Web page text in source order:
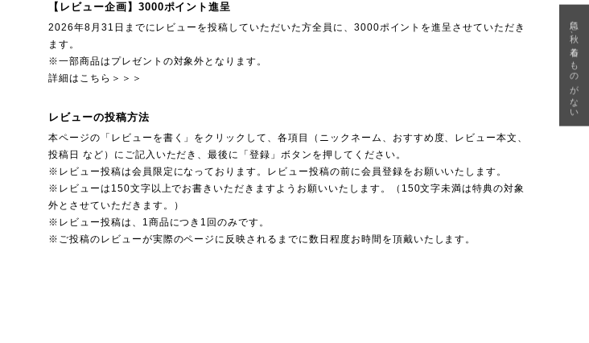
【レビュー企画】3000ポイント進呈
2026年8月31日までにレビューを投稿していただいた方全員に、3000ポイントを進呈させていただき
ます。
※一部商品はプレゼントの対象外となります。
詳細はこちら＞＞＞
レビューの投稿方法
本ページの「レビューを書く」をクリックして、各項目（ニックネーム、おすすめ度、レビュー本文、
投稿日 など）にご記入いただき、最後に「登録」ボタンを押してください。
※レビュー投稿は会員限定になっております。レビュー投稿の前に会員登録をお願いいたします。
※レビューは150文字以上でお書きいただきますようお願いいたします。（150文字未満は特典の対象
外とさせていただきます。）
※レビュー投稿は、1商品につき1回のみです。
※ご投稿のレビューが実際のページに反映されるまでに数日程度お時間を頂戴いたします。
急に秋、着るものがない